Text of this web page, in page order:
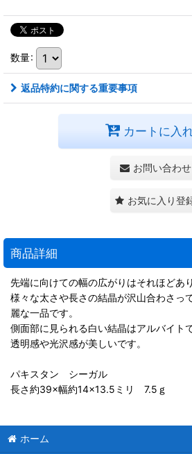
数量:
返品特約に関する重要事項
カートに入
お問い合わせ
お気に入り登
商品詳細
先端に向けての幅の広がりはそれほどあ
様々な太さや長さの結晶が沢山合わさっ
麗な一品です。
側面部に見られる白い結晶はアルバイトで
透明感や光沢感が美しいです。
パキスタン シーガル
長さ約39×幅約14×13.5ミリ 7.5ｇ
ホーム